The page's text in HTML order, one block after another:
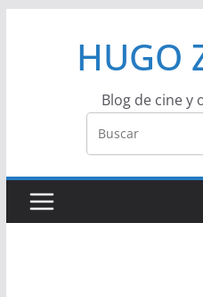
HUGO
Blog de cine y